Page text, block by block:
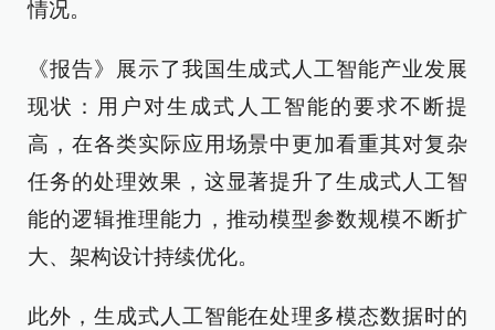
情况。
《报告》展示了我国生成式人工智能产业发展
现状：用户对生成式人工智能的要求不断提
高，在各类实际应用场景中更加看重其对复杂
任务的处理效果，这显著提升了生成式人工智
能的逻辑推理能力，推动模型参数规模不断扩
大、架构设计持续优化。
此外，生成式人工智能在处理多模态数据时的